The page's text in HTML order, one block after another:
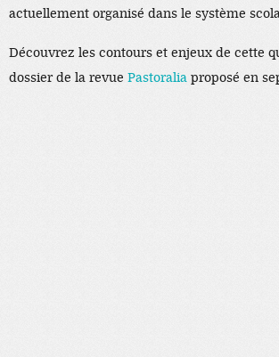
actuellement organisé dans le système
Découvrez les contours et enjeux de cette
dossier de la revue Pastoralia proposé en